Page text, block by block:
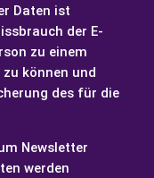
Daten ist
der E-
zu einem
können und
des für die
Newsletter
werden